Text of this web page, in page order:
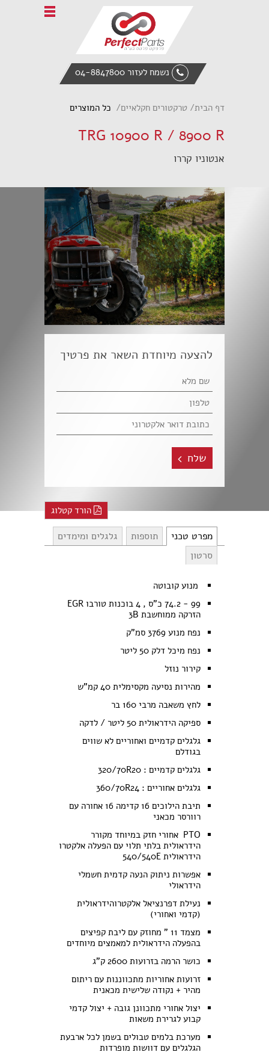
Home
ציוד הנדסי
Italiano
נשמח לעזור 04-8847800
דף הבית טרקטורים חקלאיים כל המוצרים
TRG 10900 R / 8900 R
אנטוניו קררו
להצעה מיוחדת השאר את פרטיך
שלח
מפרט טכני תוספות
גלגלים ומימדים
סרטון
הורד קטלוג
מנוע קובוטה
99 - 74.2 כ"ס , 4 בוכנות טורבו EGR
הזרקה ממוחשבת 3B
נפח מנוע 3769 סמ"ק
נפח מיכל דלק 50 ליטר
קירור נוזל
מהירות נסיעה מקסימלית 40 קמ"ש
לחץ משאבה מרבי 160 בר
ספיקה הידראולית 50 ליטר / לדקה
גלגלים קדמיים ואחוריים לא שווים
בגודלם
גלגלים קדמיים : 320/70R20
גלגלים אחוריים : 360/70R24
תיבת הילוכים 16 קדימה 16 אחורה עם
רוורסר מכאני
PTO אחורי חזק במיוחד מקורר
הידראולית בלתי תלוי עם הפעלה אלקטרו
הידראולית 540/540E
אפשרות ניתוק הנעה קדמית חשמלי
הידראולי
נעילת דפרנציאל אלקטרוהידראולית
(קדמי ואחורי)
מצמד 11 " מחוזק עם ליבת קפיצים
בהפעלה הידראולית למאמצים מיוחדים
כושר הרמה בזרועות 2600 ק"ג
זרועות אחוריות מתכווננות עם ריתום
מהיר + נקודה שלישית מכאנית
יצול אחורי מתכוונן גובה + יצול קדמי
קבוע לגרירת משאות
מערכת בלמים טבולים בשמן לכל ארבעת
הגלגלים עם דוושות מופרדות